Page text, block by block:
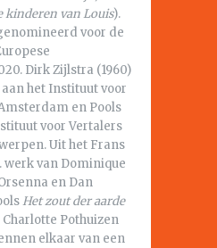
kinderen van Louis).
voor de
Dirk Zijlstra (1960)
het Instituut voor
en Pools
voor Vertalers
Uit het Frans
werk van Dominique
en Dan
Het zout der aarde
Pothuizen
elkaar van een